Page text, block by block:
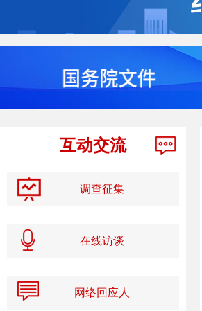
互动交流
调查征集
在线访谈
网络回应人